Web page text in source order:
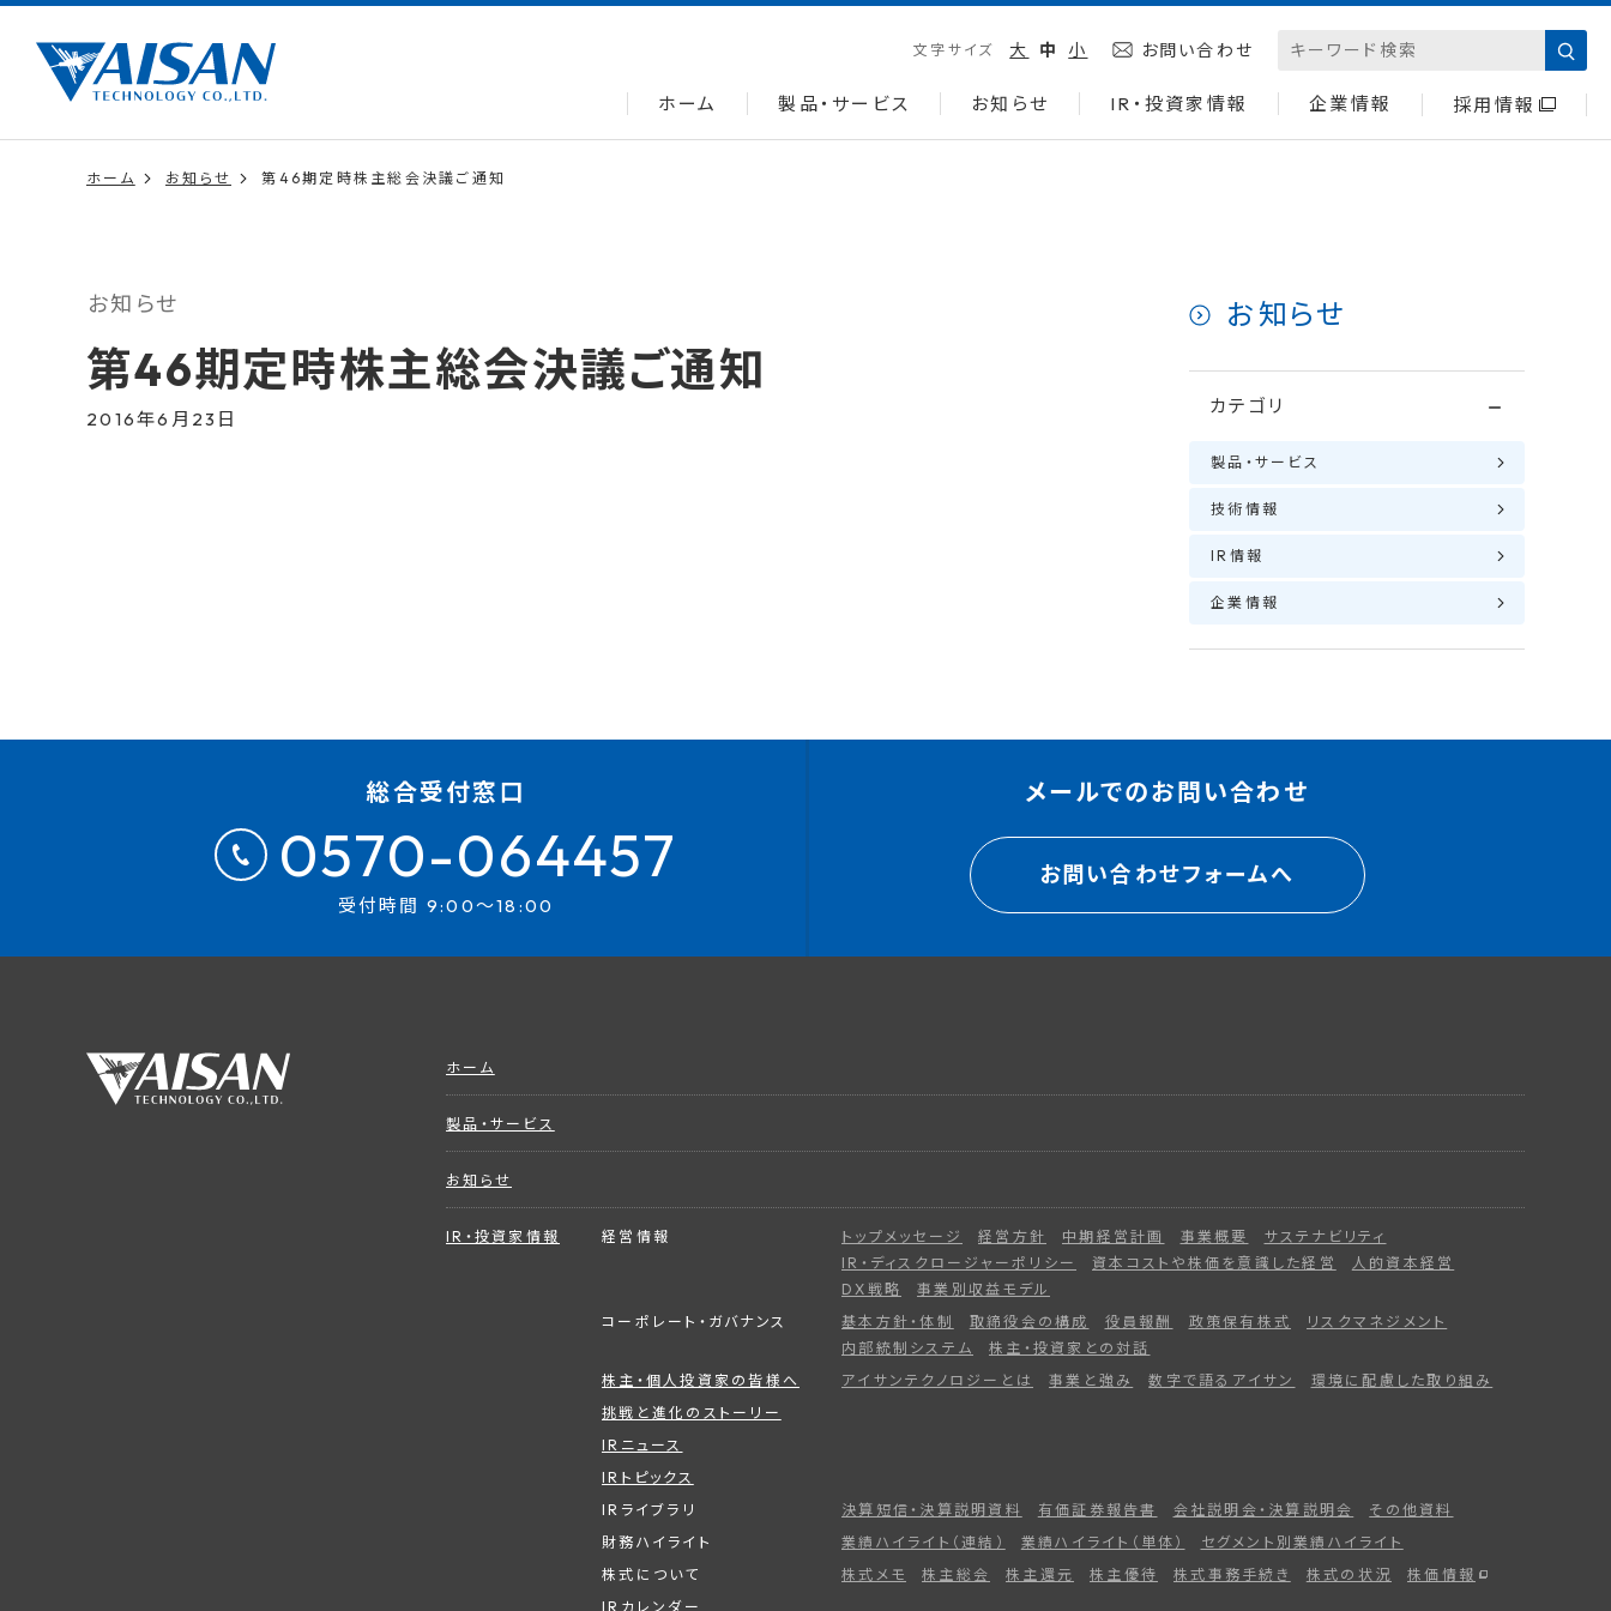
文字サイズ 大 中 小 お問い合わせ
ホーム 製品・サービス お知らせ IR・投資家情報 企業情報 採用情報
ホーム お知らせ 第46期定時株主総会決議ご通知
お知らせ
第46期定時株主総会決議ご通知
2016年6月23日
お知らせ
カテゴリ
製品・サービス
技術情報
IR情報
企業情報
総合受付窓口
0570-064457
受付時間 9:00～18:00
メールでのお問い合わせ
お問い合わせフォームへ
ホーム
製品・サービス
お知らせ
IR・投資家情報 経営情報 トップメッセージ 経営方針 中期経営計画 事業概要
サステナビリティ
IR・ディスクロージャーポリシー
資本コストや株価を意識した経営
人的資本経営
DX戦略
事業別収益モデル
コーポレート・ガバナンス
基本方針・体制 取締役会の構成 役員報酬 政策保有株式
リスクマネジメント
内部統制システム
株主・投資家との対話
株主・個人投資家の皆様へ
アイサンテクノロジーとは 事業と強み 数字で語るアイサン
環境に配慮した取り組み
挑戦と進化のストーリー
IRニュース
IRトピックス
IRライブラリ
決算短信・決算説明資料 有価証券報告書 会社説明会・決算説明会
その他資料
財務ハイライト
業績ハイライト（連結） 業績ハイライト（単体）
セグメント別業績ハイライト
株式について
株式メモ 株主総会 株主還元 株主優待 株式事務手続き 株式の状況
株価情報
IRカレンダー